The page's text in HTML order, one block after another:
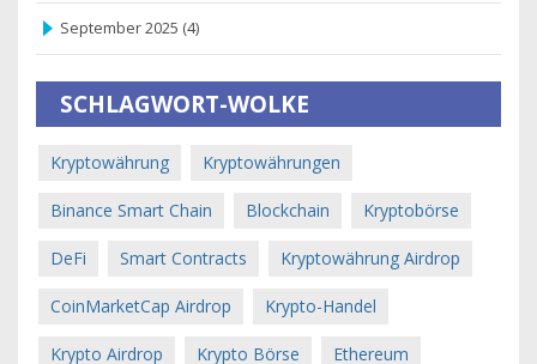
September 2025 (4)
SCHLAGWORT-WOLKE
Kryptowährung Kryptowährungen
Binance Smart Chain Blockchain Kryptobörse
DeFi Smart Contracts Kryptowährung Airdrop
CoinMarketCap Airdrop Krypto-Handel
Krypto Airdrop Krypto Börse Ethereum